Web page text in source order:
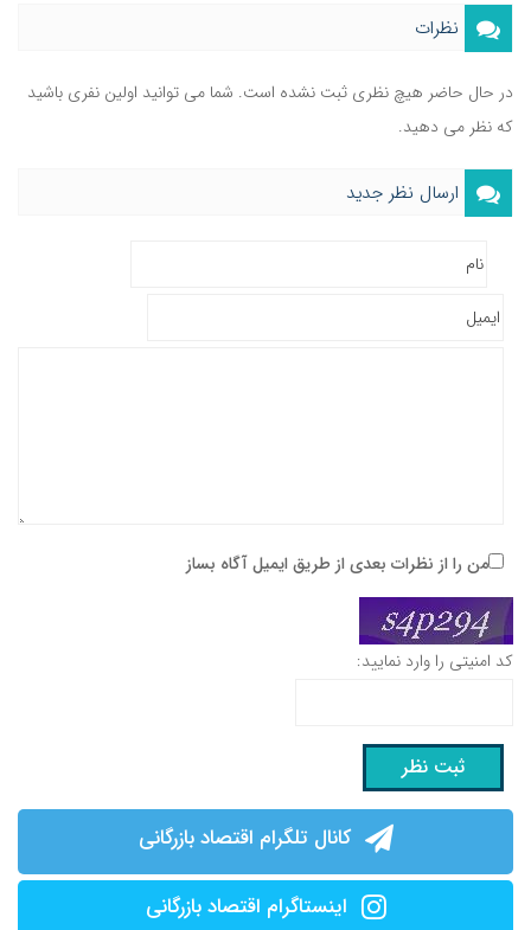
نظرات
در حال حاضر هیچ نظری ثبت نشده است. شما می توانید اولین نفری باشید
که نظر می دهید.
ارسال نظر جدید
من را از نظرات بعدی از طریق ایمیل آگاه بساز
کد امنیتی را وارد نمایید:
کانال تلگرام اقتصاد بازرگانی
اینستاگرام اقتصاد بازرگانی